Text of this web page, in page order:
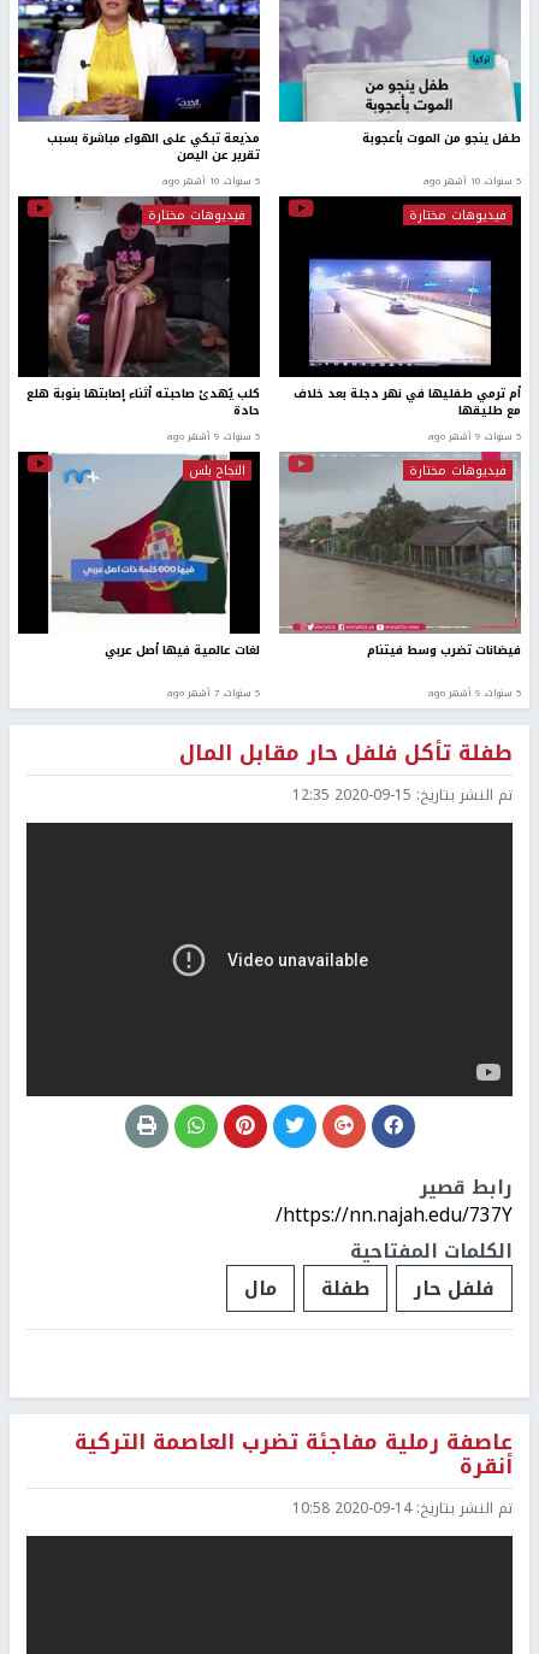
طفل ينجو من الموت بأعجوبة
5 سنوات، 10 أشهر ago
مذيعة تبكي على الهواء مباشرة بسبب
تقرير عن اليمن
5 سنوات، 10 أشهر ago
فيديوهات مختارة
أم ترمي طفليها في نهر دجلة بعد خلاف
مع طليقها
5 سنوات، 9 أشهر ago
فيديوهات مختارة
كلب يُهدئ صاحبته أثناء إصابتها بنوبة هلع
حادة
5 سنوات، 9 أشهر ago
فيديوهات مختارة
فيضانات تضرب وسط فيتنام
5 سنوات، 9 أشهر ago
النجاح بلس
لغات عالمية فيها أصل عربي
5 سنوات، 7 أشهر ago
طفلة تأكل فلفل حار مقابل المال
تم النشر بتاريخ: 2020-09-15 12:35
رابط قصير
https://nn.najah.edu/737Y/
الكلمات المفتاحية
فلفل حار
طفلة مال
‏عاصفة رملية مفاجئة تضرب العاصمة التركية
أنقرة
تم النشر بتاريخ:2020-09-14 10:58